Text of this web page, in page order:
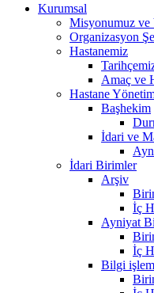
Kurumsal
Misyonumuz
Organizasyon
Hastanemiz
Amaç ve
Hastane
Başhekim
İdari ve
İdari Birimler
Arşiv
İç
Ayniyat
İç
Bilgi işlem